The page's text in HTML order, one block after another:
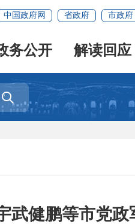
中国政府网 省政府 市政府
务公开 解读回应

武健鹏等市党政